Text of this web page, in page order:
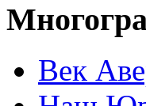
Век